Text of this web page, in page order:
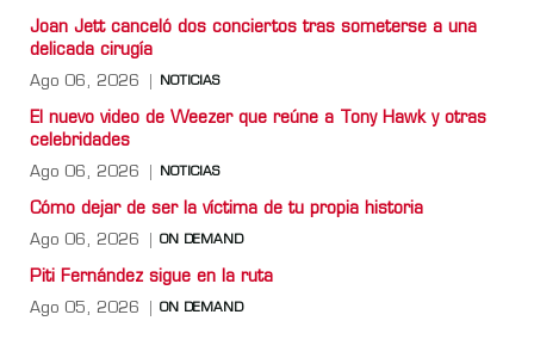
Joan Jett canceló dos conciertos tras someterse a una
delicada cirugía
Ago 06, 2026 NOTICIAS
El nuevo video de Weezer que reúne a Tony Hawk y otras
celebridades
Ago 06, 2026 NOTICIAS
Cómo dejar de ser la víctima de tu propia historia
Ago 06, 2026 ON DEMAND
Piti Fernández sigue en la ruta
Ago 05, 2026 ON DEMAND